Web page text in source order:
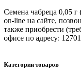
Семена чабреца 0,05 г
on-line на сайте,
также приобрести
офисе по адресу:
Категории товаров